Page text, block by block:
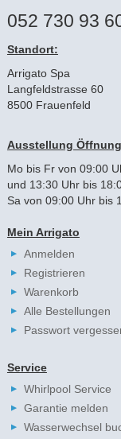
052 730 93
Standort:
Arrigato Spa
Langfeldstrasse 60
8500 Frauenfeld
Ausstellung
Mo bis Fr von 09:00
und 13:30 Uhr bis
Sa von 09:00 Uhr bis
Mein Arrigato
Anmelden
Registrieren
Warenkorb
Alle Bestellungen
Passwort
Service
Whirlpool Service
Garantie melden
Wasserwechsel